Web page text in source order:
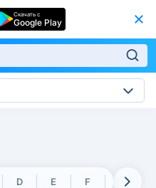
Скачать с
Google Play
D E F G